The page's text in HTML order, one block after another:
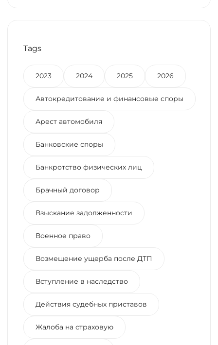
Tags
2023 2024 2025 2026
Автокредитование и финансовые споры
Арест автомобиля
Банковские споры
Банкротство физических лиц
Брачный договор
Взыскание задолженности
Военное право
Возмещение ущерба после ДТП
Вступление в наследство
Действия судебных приставов
Жалоба на страховую